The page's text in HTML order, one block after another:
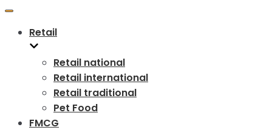
Toggle
Retail
Retail national
Retail international
Retail traditional
Pet Food
FMCG